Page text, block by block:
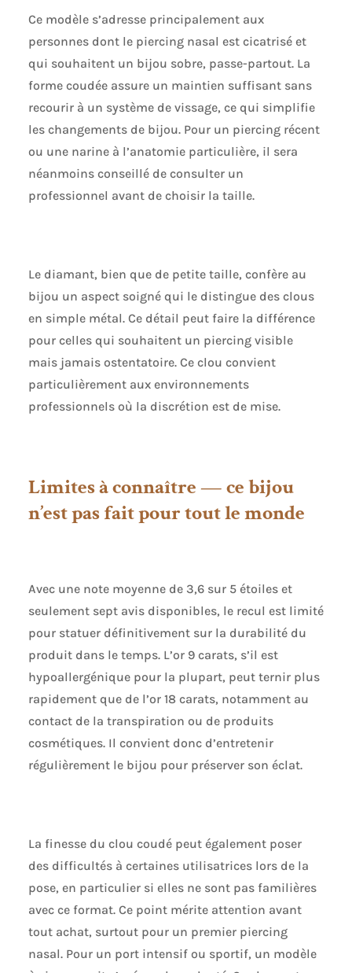
Ce modèle s’adresse principalement aux
personnes dont le piercing nasal est cicatrisé et
qui souhaitent un bijou sobre, passe-partout. La
forme coudée assure un maintien suffisant sans
recourir à un système de vissage, ce qui simplifie
les changements de bijou. Pour un piercing récent
ou une narine à l’anatomie particulière, il sera
néanmoins conseillé de consulter un
professionnel avant de choisir la taille.
Le diamant, bien que de petite taille, confère au
bijou un aspect soigné qui le distingue des clous
en simple métal. Ce détail peut faire la différence
pour celles qui souhaitent un piercing visible
mais jamais ostentatoire. Ce clou convient
particulièrement aux environnements
professionnels où la discrétion est de mise.
Limites à connaître — ce bijou
n’est pas fait pour tout le monde
Avec une note moyenne de 3,6 sur 5 étoiles et
seulement sept avis disponibles, le recul est limité
pour statuer définitivement sur la durabilité du
produit dans le temps. L’or 9 carats, s’il est
hypoallergénique pour la plupart, peut ternir plus
rapidement que de l’or 18 carats, notamment au
contact de la transpiration ou de produits
cosmétiques. Il convient donc d’entretenir
régulièrement le bijou pour préserver son éclat.
La finesse du clou coudé peut également poser
des difficultés à certaines utilisatrices lors de la
pose, en particulier si elles ne sont pas familières
avec ce format. Ce point mérite attention avant
tout achat, surtout pour un premier piercing
nasal. Pour un port intensif ou sportif, un modèle